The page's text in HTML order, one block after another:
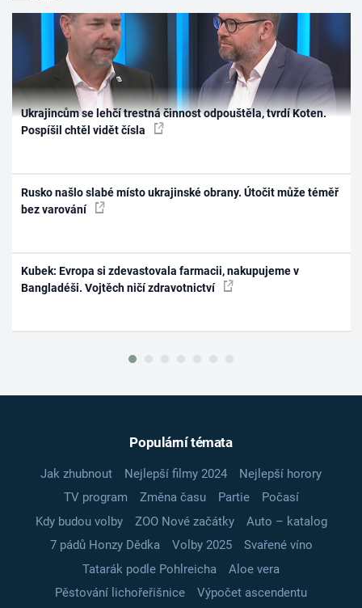
Ukrajincům se lehčí trestná činnost odpouštěla, tvrdí Koten.
Pospíšil chtěl vidět čísla
Rusko našlo slabé místo ukrajinské obrany. Útočit může téměř
bez varování
Kubek: Evropa si zdevastovala farmacii, nakupujeme v
Bangladéši. Vojtěch ničí zdravotnictví
Populární témata
Jak zhubnout Nejlepší filmy 2024
Nejlepší horory
TV program
Změna času Partie
Počasí
Kdy budou volby
ZOO Nové začátky
Auto – katalog
7 pádů Honzy Dědka
Volby 2025
Svařené víno
Tatarák podle Pohlreicha
Aloe vera
Pěstování lichořeřišnice
Výpočet ascendentu